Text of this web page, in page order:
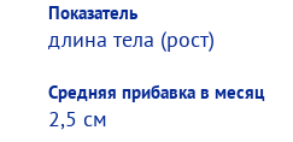
Показатель
Средняя прибавка в месяц
Показатель
длина тела (рост)
Средняя прибавка в месяц
2,5 см